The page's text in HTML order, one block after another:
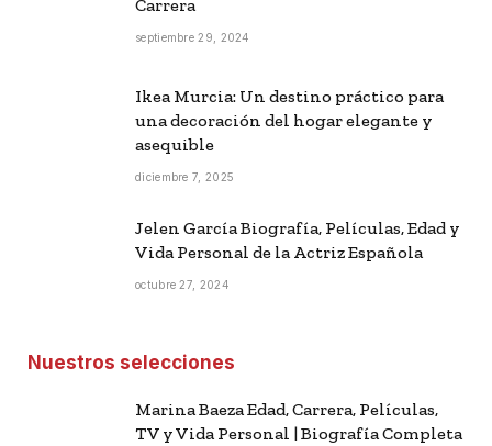
Carrera
septiembre 29, 2024
Ikea Murcia: Un destino práctico para
una decoración del hogar elegante y
asequible
diciembre 7, 2025
Jelen García Biografía, Películas, Edad y
Vida Personal de la Actriz Española
octubre 27, 2024
Nuestros selecciones
Marina Baeza Edad, Carrera, Películas,
TV y Vida Personal | Biografía Completa